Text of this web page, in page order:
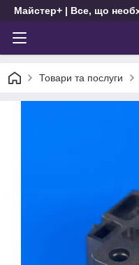
Майстер+ | Все, що
Товари та послуги